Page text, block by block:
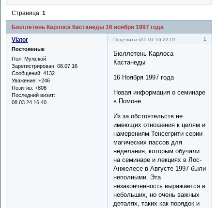
Бюллетень Карлоса Кастанеды 16 ноября 1997 года
Страница:1
Поделиться 1
15.07.16 22:01
Viator
Постоянные
Пол: Мужской
Зарегистрирован: 08.07.16
Сообщений: 4132
Уважение: +246
Позитив: +808
Последний визит:
08.03.24 16:40
Бюллетень Карлоса
Кастанеды
16 Ноября 1997 года
Новая информация о семинаре
в Помоне
Из за обстоятельств не
имеющих отношения к целям и
намерениям Тенсегрити серии
магических пассов для
неделания, которым обучали
на семинаре и лекциях в Лос-
Анжелесе в Августе 1997 были
неполными. Эта
незаконченность выражается в
небольших, но очень важных
деталях, таких как порядок и